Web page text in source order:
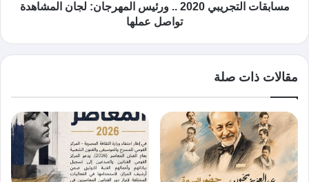
مسابقات التجريبي 2020 .. ورئيس المهرجان: لجان المشاهدة
تواصل عملها
مقالات ذات صلة